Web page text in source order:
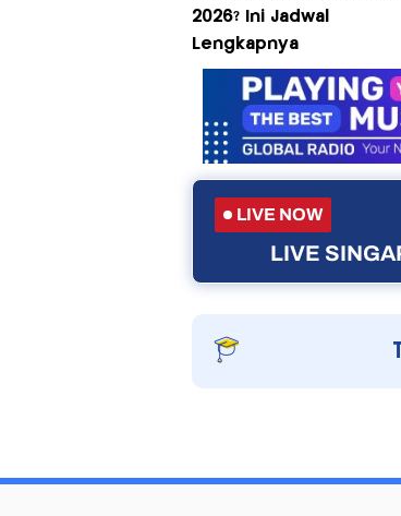
2026? Ini Jadwal
Lengkapnya
LIVE NOW
LIVE